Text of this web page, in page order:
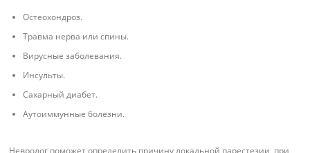
Остеохондроз.
Травма нерва или спины.
Вирусные заболевания.
Инсульты.
Сахарный диабет.
Аутоиммунные болезни.
Невролог поможет определить причину локальной парестезии, при